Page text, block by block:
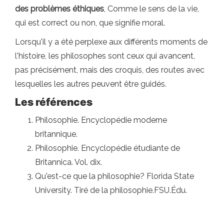
des problèmes éthiques, Comme le sens de la vie,
qui est correct ou non, que signifie moral.
Lorsqu'il y a été perplexe aux différents moments de
l'histoire, les philosophes sont ceux qui avancent,
pas précisément, mais des croquis, des routes avec
lesquelles les autres peuvent être guidés.
Les références
Philosophie. Encyclopédie moderne
britannique.
Philosophie. Encyclopédie étudiante de
Britannica. Vol. dix.
Qu'est-ce que la philosophie? Florida State
University. Tiré de la philosophie.FSU.Édu.